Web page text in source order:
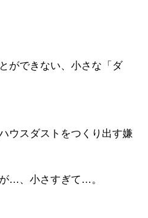
ができない、小さな「ダ
ウスダストをつくり出す嫌
…、小さすぎて…。